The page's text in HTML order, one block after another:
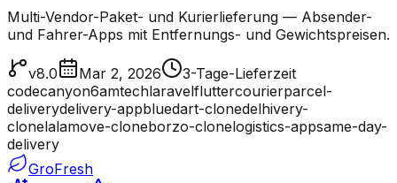
Multi-Vendor-Paket- und Kurierlieferung — Absender-
und Fahrer-Apps mit Entfernungs- und Gewichtspreisen.
v8.0 Mar 2, 2026
3-Tage-Lieferzeit
codecanyon6amtechlaravelfluttercourierparcel-
deliverydelivery-appbluedart-clonedelhivery-
clonelalamove-cloneborzo-clonelogistics-appsame-day-
delivery
GroFresh